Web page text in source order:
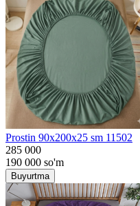
Prostin 90x200x25 sm 11502
285 000
190 000 so'm
Buyurtma